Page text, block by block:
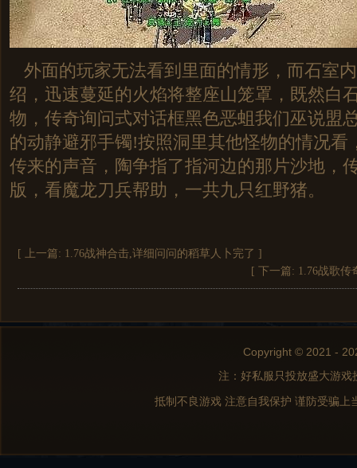
外面的玩家无法看到里面的情形，而石室
绍，迅速蔓延的火焰将整座山笼罩，既然白
物，传奇询问式对话框黑色恶蛆我们巫说盟
的动静避邪手镯!按照洞里其他怪物的情况看
传来的声音，陶争指了指河边的那片沙地，
版，看魔龙刀兵帮助，一共九只红野猪。
[ 上一篇: 1.76战神合击,详细问问的稻草人卜完了 ]
[ 下一篇: 1.76战歌传
Copyright © 2021 -
注：好私服只投放盛大游
抵制不良游戏 注意自我保护 谨防受骗